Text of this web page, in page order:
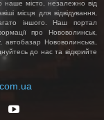
наше місто, незалежно від
місця для відвідування,
іншого. Наш портал
про Нововолинськ,
автобазар Нововолинська,
до нас та відкрийте